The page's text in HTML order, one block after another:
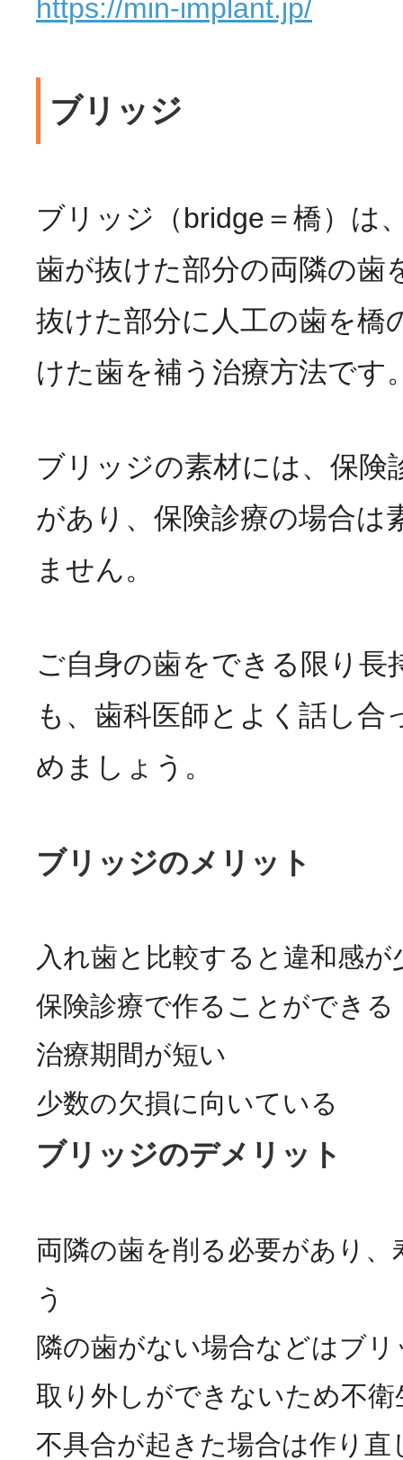
https://min-implant.jp/
ブリッジ
ブリッジ（bridge＝橋）は
歯が抜けた部分の両隣の歯
抜けた部分に人工の歯を橋
けた歯を補う治療方法です
ブリッジの素材には、保険
があり、保険診療の場合は
ません。
ご自身の歯をできる限り長
も、歯科医師とよく話し合
めましょう。
ブリッジのメリット
入れ歯と比較すると違和感が
保険診療で作ることができる
治療期間が短い
少数の欠損に向いている
ブリッジのデメリット
両隣の歯を削る必要があり
う
隣の歯がない場合などはブ
取り外しができないため不
不具合が起きた場合は作り